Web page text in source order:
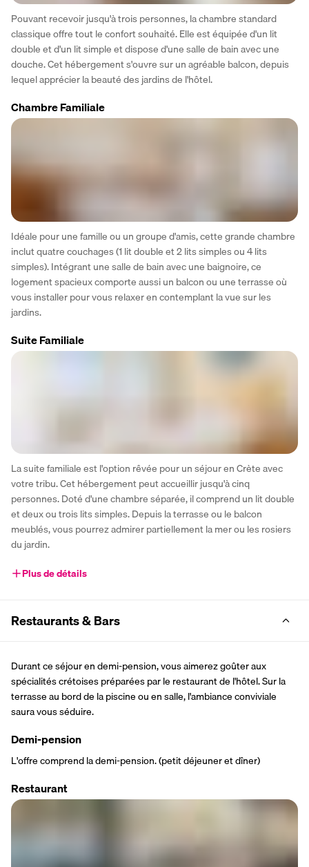
Pouvant recevoir jusqu'à trois personnes, la chambre standard
classique offre tout le confort souhaité. Elle est équipée d'un lit
double et d'un lit simple et dispose d'une salle de bain avec une
douche. Cet hébergement s'ouvre sur un agréable balcon, depuis
lequel apprécier la beauté des jardins de l'hôtel.
Chambre Familiale
Idéale pour une famille ou un groupe d'amis, cette grande chambre
inclut quatre couchages (1 lit double et 2 lits simples ou 4 lits
simples). Intégrant une salle de bain avec une baignoire, ce
logement spacieux comporte aussi un balcon ou une terrasse où
vous installer pour vous relaxer en contemplant la vue sur les
jardins.
Suite Familiale
La suite familiale est l'option rêvée pour un séjour en Crète avec
votre tribu. Cet hébergement peut accueillir jusqu'à cinq
personnes. Doté d'une chambre séparée, il comprend un lit double
et deux ou trois lits simples. Depuis la terrasse ou le balcon
meublés, vous pourrez admirer partiellement la mer ou les rosiers
du jardin.
Plus de détails
Restaurants & Bars
Durant ce séjour en demi-pension, vous aimerez goûter aux
spécialités crétoises préparées par le restaurant de l'hôtel. Sur la
terrasse au bord de la piscine ou en salle, l'ambiance conviviale
saura vous séduire.
Demi-pension
L'offre comprend la demi-pension. (petit déjeuner et dîner)
Restaurant